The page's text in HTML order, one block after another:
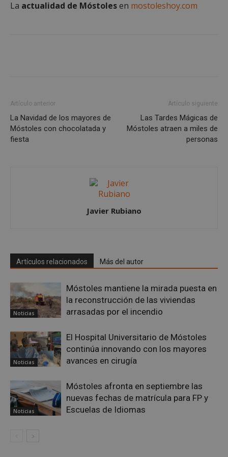
La actualidad de Móstolesen mostoleshoy.com
Artículo anterior
La Navidad de los mayores de
Móstoles con chocolatada y
fiesta
Artículo siguiente
Las Tardes Mágicas de
Móstoles atraen a miles de
personas
Javier Rubiano
Artículos relacionados Más del autor
Noticias
Móstoles mantiene la mirada puesta en
la reconstrucción de las viviendas
arrasadas por el incendio
Noticias
El Hospital Universitario de Móstoles
continúa innovando con los mayores
avances en cirugía
Noticias
Móstoles afronta en septiembre las
nuevas fechas de matrícula para FP y
Escuelas de Idiomas
Cookies de
Cookies de
Cookies estrictamente necesarias
Cookies no clasificadas
funcionalidad principal del sitio web, como el
Nombre
Dominio
mostoleshoy.com